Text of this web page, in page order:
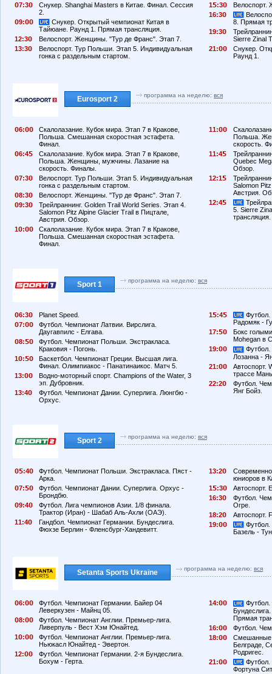
7:3
Снукер. Shanghai Masters в Китае. Финал. Сессия
2.
9:
Снукер. Открытый чемпионат Китая в
Тайюане. Раунд 1. Прямая трансляция.
12:3
Велоспорт. Женщины. "Тур де Франс". Этап 7.
13:3
Велоспорт. Тур Польши. Этап 5. Индивидуальная
гонка с раздельным стартом.
1
:3
Велоспорт.
16:3
8. Прямая
19:3
Sierre Zinal
21:
Снукер.
Раунд 1.
Eurosport 2 программа на неделю: вся
6:
Скалолазание. Кубок мира. Этап 7 в Кракове,
Польша. Смешанная скоростная эстафета.
Финал.
6:4
Скалолазание. Кубок мира. Этап 7 в Кракове,
Польша. Женщины, мужчины. Лазание на
скорость. Финалы.
7:3
Велоспорт. Тур Польши. Этап 5. Индивидуальная
гонка с раздельным стартом.
8:3
Велоспорт. Женщины. "Тур де Франс". Этап 7.
9:3
Трейлраннинг. Golden Trail World Series. Этап 4.
Salomon Pitz Alpine Glacier Trail в Пицтале,
Австрия. Обзор.
1
:
Скалолазание. Кубок мира. Этап 7 в Кракове,
Польша. Смешанная скоростная эстафета.
Финал.
11:
Польша.
скорость.
11:4
Quebec
Обзор.
12:1
Salomon
Австрия.
12:4
5. Sierre
трансляция.
Sport 1 программа на неделю: вся
6:3
Planet Speed.
7:
Футбол. Чемпионат Латвии. Вирслига.
Даугавпилс - Елгава.
8:
Футбол. Чемпионат Польши. Экстракласа.
Краковия - Погонь.
1
:
Баскетбол. Чемпионат Греции. Высшая лига.
Финал. Олимпиакос - Панатинаикос. Матч 5.
13:
Водно-моторный спорт. Champions of the Water, 3
эп. Дубровник.
13:4
Футбол. Чемпионат Дании. Суперлига. Люнгбю -
Орхус.
1 :4
Футбол.
Радомяк -
17:
Бокс
Mohegan в
19:
Футбол.
Лозанна -
21:
Автоспорт.
трассе
22:2
Футбол.
Янг Бойз.
Sport 2 программа на неделю: вся
:4
Футбол. Чемпионат Польши. Экстракласа. Пяст -
Арка.
7:
Футбол. Чемпионат Дании. Суперлига. Орхус -
Брондбю.
9:4
Футбол. Лига чемпионов Азии. 1/8 финала.
Трактор (Иран) - Шабаб Аль-Ахли (ОАЭ).
11:4
Гандбол. Чемпионат Германии. Бундеслига.
Фюхзе Берлин - Фленсбург-Хандевитт.
13:2
юниоров в
1
:3
Автоспорт.
16:3
Футбол.
Огре.
18:2
Автоспорт.
19:
Футбол.
Базель -
Setanta Sports Ukraine программа на неделю: вся
6:
Футбол. Чемпионат Германии. Байер 04
Леверкузен - Майнц 05.
8:
Футбол. Чемпионат Англии. Премьер-лига.
Ливерпуль - Вест Хэм Юнайтед.
1
:
Футбол. Чемпионат Англии. Премьер-лига.
Ньюкасл Юнайтед - Эвертон.
12:
Футбол. Чемпионат Германии. 2-я Бундеслига.
Бохум - Герта.
14:
Футбол.
Прямая
16:
Футбол.
18:
Смешанные
Белграде,
Родригес.
21:
Фортуна